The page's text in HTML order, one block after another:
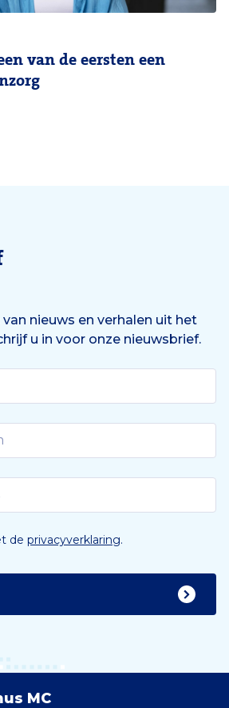
van de eersten een
nieuws en verhalen uit het
u in voor onze nieuwsbrief.
de privacyverklaring.
MC